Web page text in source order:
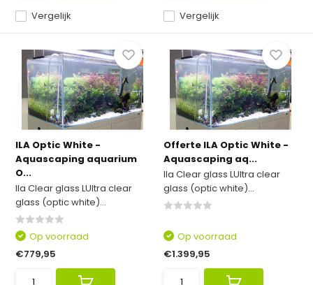
Vergelijk Vergelijk
ILA Optic White -
Aquascaping aquarium
O...
Ila Clear glass LUltra clear
glass (optic white)...
Op voorraad
€779,95
Offerte ILA Optic White -
Aquascaping aq...
Ila Clear glass LUltra clear
glass (optic white)...
Op voorraad
€1.399,95